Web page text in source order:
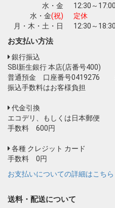
水・金
12:30～17:00
水・金(祝)
定休
月・木・土・日
12:30～18:30
お支払い方法
銀行振込
SBI新生銀行 本店(店番号400)
普通預金 口座番号0419276
振込手数料はお客様負担
代金引換
エコデリ、もしくは日本郵便
手数料 600円
各種 クレジット カード
手数料 0円
お支払いについての詳細はこちら
送料・配送について